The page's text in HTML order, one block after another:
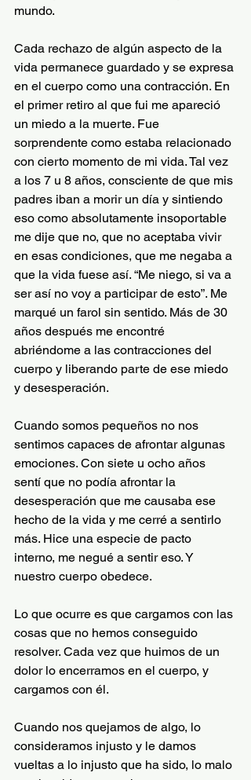
mundo.
Cada rechazo de algún aspecto de la
vida permanece guardado y se expresa
en el cuerpo como una contracción. En
el primer retiro al que fui me apareció
un miedo a la muerte. Fue
sorprendente como estaba relacionado
con cierto momento de mi vida. Tal vez
a los 7 u 8 años, consciente de que mis
padres iban a morir un día y sintiendo
eso como absolutamente insoportable
me dije que no, que no aceptaba vivir
en esas condiciones, que me negaba a
que la vida fuese así. “Me niego, si va a
ser así no voy a participar de esto”. Me
marqué un farol sin sentido. Más de 30
años después me encontré
abriéndome a las contracciones del
cuerpo y liberando parte de ese miedo
y desesperación.
Cuando somos pequeños no nos
sentimos capaces de afrontar algunas
emociones. Con siete u ocho años
sentí que no podía afrontar la
desesperación que me causaba ese
hecho de la vida y me cerré a sentirlo
más. Hice una especie de pacto
interno, me negué a sentir eso. Y
nuestro cuerpo obedece.
Lo que ocurre es que cargamos con las
cosas que no hemos conseguido
resolver. Cada vez que huimos de un
dolor lo encerramos en el cuerpo, y
cargamos con él.
Cuando nos quejamos de algo, lo
consideramos injusto y le damos
vueltas a lo injusto que ha sido, lo malo